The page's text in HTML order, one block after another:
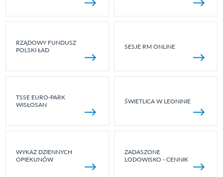
RZĄDOWY FUNDUSZ
POLSKI ŁAD
SESJE RM ONLINE
TSSE EURO-PARK
WISŁOSAN
ŚWIETLICA W LEONINIE
WYKAZ DZIENNYCH
OPIEKUNÓW
ZADASZONE
LODOWISKO - CENNIK